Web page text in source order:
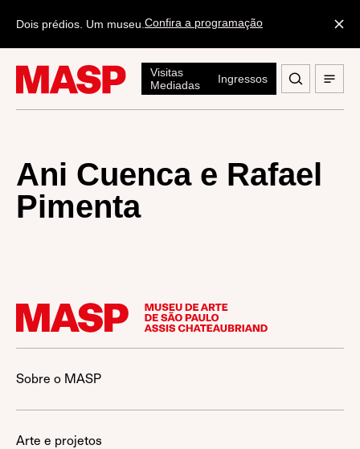
Dois prédios. Um museu. Confira a programação
Visitas
Mediadas
Ingressos
Ani Cuenca e Rafael
Pimenta
Sobre o MASP
Arte e projetos